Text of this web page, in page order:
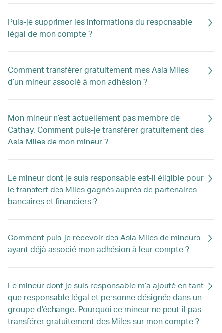
Puis-je supprimer les informations du responsable
légal de mon compte ?
Comment transférer gratuitement mes Asia Miles
d’un mineur associé à mon adhésion ?
Mon mineur n’est actuellement pas membre de
Cathay. Comment puis-je transférer gratuitement des
Asia Miles de mon mineur ?
Le mineur dont je suis responsable est-il éligible pour
le transfert des Miles gagnés auprès de partenaires
bancaires et financiers ?
Comment puis-je recevoir des Asia Miles de mineurs
ayant déjà associé mon adhésion à leur compte ?
Le mineur dont je suis responsable m’a ajouté en tant
que responsable légal et personne désignée dans un
groupe d’échange. Pourquoi ce mineur ne peut-il pas
transférer gratuitement des Miles sur mon compte ?